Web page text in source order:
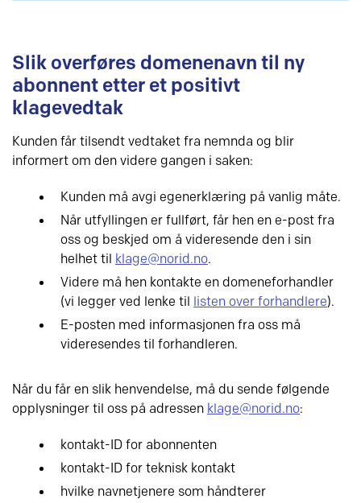
Slik overføres domenenavn til ny
abonnent etter et positivt
klagevedtak
Kunden får tilsendt vedtaket fra nemnda og blir
informert om den videre gangen i saken:
Kunden må avgi egenerklæring på vanlig måte.
Når utfyllingen er fullført, får hen en e-post fra
oss og beskjed om å videresende den i sin
helhet til klage@norid.no.
Videre må hen kontakte en domeneforhandler
(vi legger ved lenke til listen over forhandlere).
E-posten med informasjonen fra oss må
videresendes til forhandleren.
Når du får en slik henvendelse, må du sende følgende
opplysninger til oss på adressen klage@norid.no:
kontakt-ID for abonnenten
kontakt-ID for teknisk kontakt
hvilke navnetjenere som håndterer